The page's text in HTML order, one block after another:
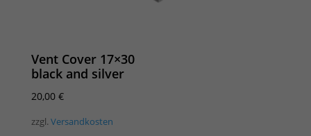
Vent Cover 17×30
black and silver
20,00 €
zzgl. Versandkosten